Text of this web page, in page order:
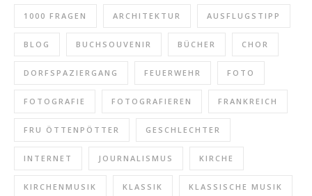
1000 FRAGEN ARCHITEKTUR AUSFLUGSTIPP
BLOG BUCHSOUVENIR BÜCHER CHOR
DORFSPAZIERGANG FEUERWEHR FOTO
FOTOGRAFIE FOTOGRAFIEREN FRANKREICH
FRU ÖTTENPÖTTER GESCHLECHTER
INTERNET JOURNALISMUS KIRCHE
KIRCHENMUSIK KLASSIK KLASSISCHE MUSIK